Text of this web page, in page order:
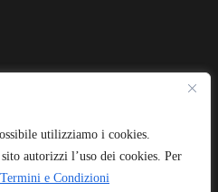
utilizziamo i cookies.
autorizzi l’uso dei cookies. Per
Termini e Condizioni